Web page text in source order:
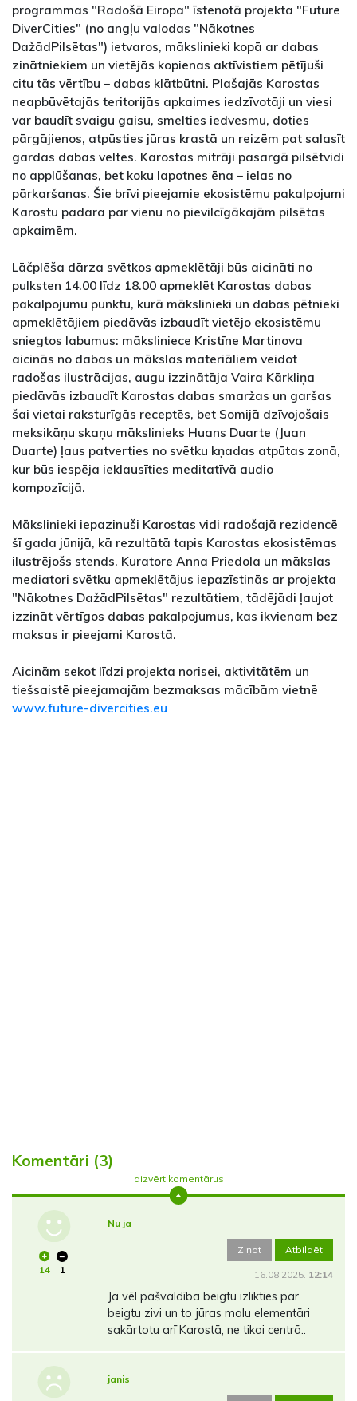
programmas "Radošā Eiropa" īstenotā projekta "Future
DiverCities" (no angļu valodas "Nākotnes
DažādPilsētas") ietvaros, mākslinieki kopā ar dabas
zinātniekiem un vietējās kopienas aktīvistiem pētījuši
citu tās vērtību – dabas klātbūtni. Plašajās Karostas
neapbūvētajās teritorijās apkaimes iedzīvotāji un viesi
var baudīt svaigu gaisu, smelties iedvesmu, doties
pārgājienos, atpūsties jūras krastā un reizēm pat salasīt
gardas dabas veltes. Karostas mitrāji pasargā pilsētvidi
no applūšanas, bet koku lapotnes ēna – ielas no
pārkaršanas. Šie brīvi pieejamie ekosistēmu pakalpojumi
Karostu padara par vienu no pievilcīgākajām pilsētas
apkaimēm.
Lāčplēša dārza svētkos apmeklētāji būs aicināti no
pulksten 14.00 līdz 18.00 apmeklēt Karostas dabas
pakalpojumu punktu, kurā mākslinieki un dabas pētnieki
apmeklētājiem piedāvās izbaudīt vietējo ekosistēmu
sniegtos labumus: māksliniece Kristīne Martinova
aicinās no dabas un mākslas materiāliem veidot
radošas ilustrācijas, augu izzinātāja Vaira Kārkliņa
piedāvās izbaudīt Karostas dabas smaržas un garšas
šai vietai raksturīgās receptēs, bet Somijā dzīvojošais
meksikāņu skaņu mākslinieks Huans Duarte (Juan
Duarte) ļaus patverties no svētku kņadas atpūtas zonā,
kur būs iespēja ieklausīties meditatīvā audio
kompozīcijā.
Mākslinieki iepazinuši Karostas vidi radošajā rezidencē
šī gada jūnijā, kā rezultātā tapis Karostas ekosistēmas
ilustrējošs stends. Kuratore Anna Priedola un mākslas
mediatori svētku apmeklētājus iepazīstinās ar projekta
"Nākotnes DažādPilsētas" rezultātiem, tādējādi ļaujot
izzināt vērtīgos dabas pakalpojumus, kas ikvienam bez
maksas ir pieejami Karostā.
Aicinām sekot līdzi projekta norisei, aktivitātēm un
tiešsaistē pieejamajām bezmaksas mācībām vietnē
www.future-divercities.eu
Komentāri (3)
aizvērt komentārus
14 1
Nu ja
Ziņot Atbildēt
16.08.2025. 12:14
Ja vēl pašvaldība beigtu izlikties par
beigtu zivi un to jūras malu elementāri
sakārtotu arī Karostā, ne tikai centrā..
janis